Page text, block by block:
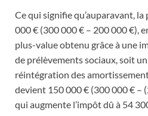
Ce qui signifie qu’auparavant,
000 € (300 000 € – 200 000 €),
plus-value obtenu grâce à une
de prélèvements sociaux, soit
réintégration des
devient 150 000 € (300 000 € –
qui augmente l’impôt dû à 54